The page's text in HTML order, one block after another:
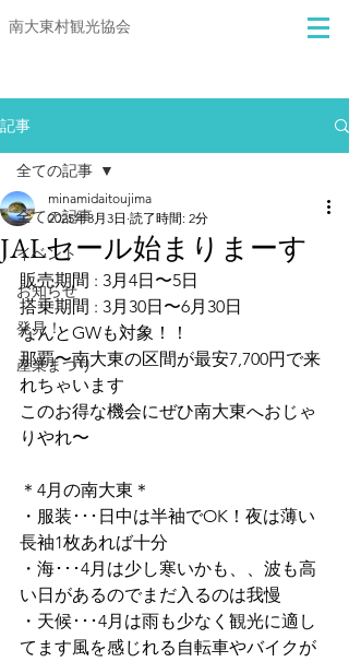
​​南大東村観光協会
記事
全ての記事
イベント
お知らせ
発見！
産業まつり
全ての記事
JALセール始まりまーす
minamidaitoujima
2025年3月3日 読了時間: 2分
販売期間 : 3月4日〜5日
搭乗期間 : 3月30日〜6月30日
なんとGWも対象！！
那覇〜南大東の区間が最安7,700円で来
れちゃいます
このお得な機会にぜひ南大東へおじゃ
りやれ〜
＊4月の南大東＊
・服装･･･日中は半袖でOK！夜は薄い
長袖1枚あれば十分
・海･･･4月は少し寒いかも、、波も高
い日があるのでまだ入るのは我慢
・天候･･･4月は雨も少なく観光に適し
てます風を感じれる自転車やバイクが